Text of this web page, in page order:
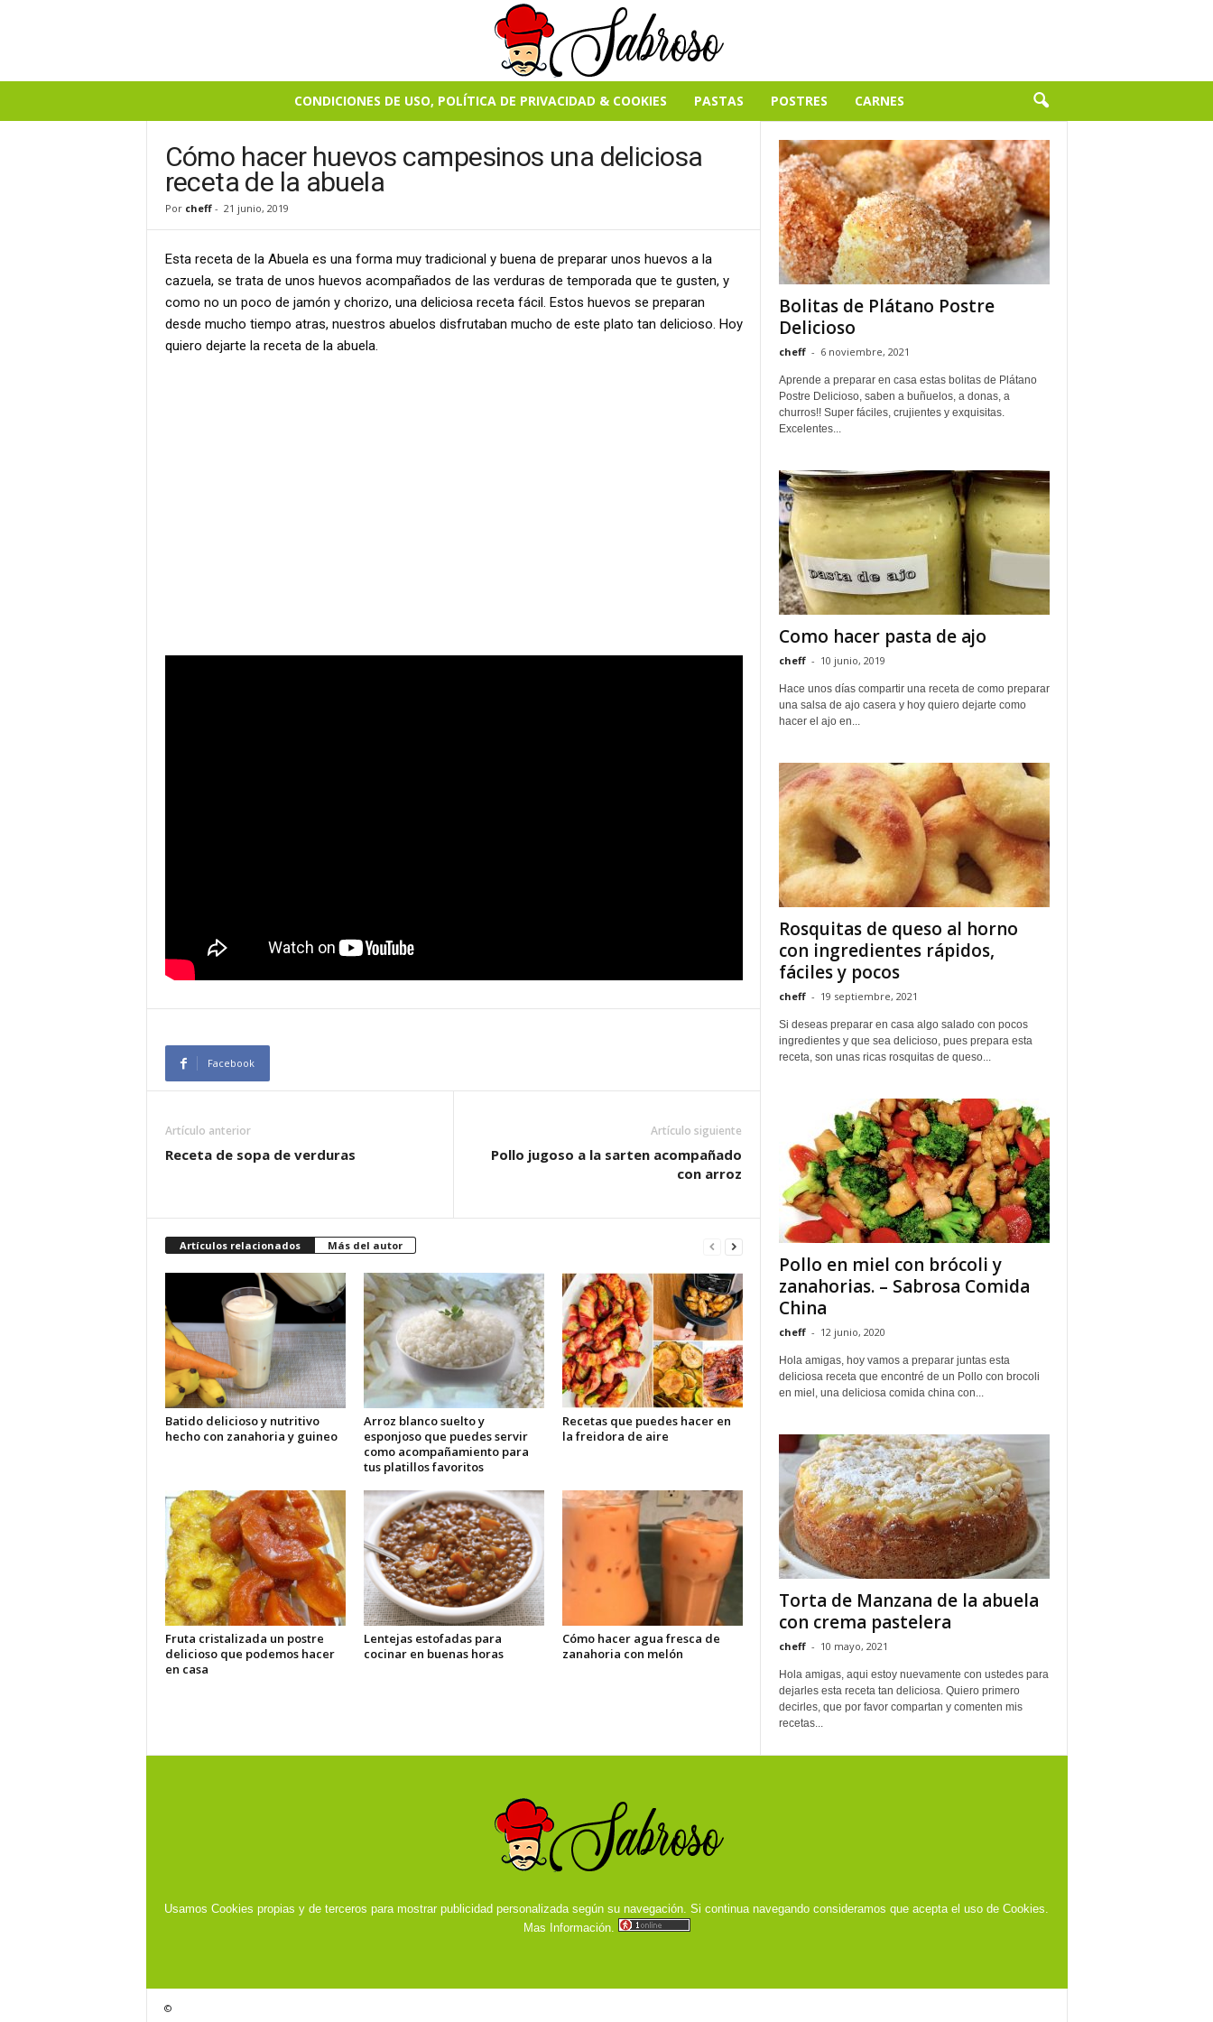
CONDICIONES DE USO, POLÍTICA DE PRIVACIDAD & COOKIES PASTAS POSTRES CARNES
Cómo hacer huevos campesinos una deliciosa
receta de la abuela
Por cheff- 21 junio, 2019
Esta receta de la Abuela es una forma muy tradicional y buena de preparar unos huevos a la
cazuela, se trata de unos huevos acompañados de las verduras de temporada que te gusten, y
como no un poco de jamón y chorizo, una deliciosa receta fácil. Estos huevos se preparan
desde mucho tiempo atras, nuestros abuelos disfrutaban mucho de este plato tan delicioso. Hoy
quiero dejarte la receta de la abuela.
Facebook
Artículo anterior
Receta de sopa de verduras
Artículo siguiente
Pollo jugoso a la sarten acompañado
con arroz
Artículos relacionados Más del autor
Batido delicioso y nutritivo
hecho con zanahoria y guineo
Arroz blanco suelto y
esponjoso que puedes servir
como acompañamiento para
tus platillos favoritos
Recetas que puedes hacer en
la freidora de aire
Fruta cristalizada un postre
delicioso que podemos hacer
en casa
Lentejas estofadas para
cocinar en buenas horas
Cómo hacer agua fresca de
zanahoria con melón
Bolitas de Plátano Postre
Delicioso
cheff - 6 noviembre, 2021
Aprende a preparar en casa estas bolitas de Plátano
Postre Delicioso, saben a buñuelos, a donas, a
churros!! Super fáciles, crujientes y exquisitas.
Excelentes...
Como hacer pasta de ajo
cheff - 10 junio, 2019
Hace unos días compartir una receta de como preparar
una salsa de ajo casera y hoy quiero dejarte como
hacer el ajo en...
Rosquitas de queso al horno
con ingredientes rápidos,
fáciles y pocos
cheff - 19 septiembre, 2021
Si deseas preparar en casa algo salado con pocos
ingredientes y que sea delicioso, pues prepara esta
receta, son unas ricas rosquitas de queso...
Pollo en miel con brócoli y
zanahorias. – Sabrosa Comida
China
cheff - 12 junio, 2020
Hola amigas, hoy vamos a preparar juntas esta
deliciosa receta que encontré de un Pollo con brocoli
en miel, una deliciosa comida china con...
Torta de Manzana de la abuela
con crema pastelera
cheff - 10 mayo, 2021
Hola amigas, aqui estoy nuevamente con ustedes para
dejarles esta receta tan deliciosa. Quiero primero
decirles, que por favor compartan y comenten mis
recetas...
Usamos Cookies propias y de terceros para mostrar publicidad personalizada según su navegación. Si continua navegando consideramos que acepta el uso de Cookies.
Mas Información.
©